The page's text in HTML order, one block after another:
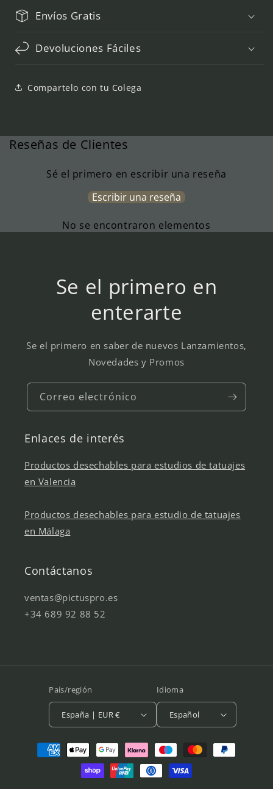
Envíos Gratis
Devoluciones Fáciles
Compartelo con tu Colega
Reseñas de Clientes
Sé el primero en escribir una reseña
Escribir una reseña
No se encontraron elementos
Se el primero en
enterarte
Se el primero en saber de nuevos Lanzamientos,
Novedades y Promos
Correo electrónico
Enlaces de interés
Productos desechables para estudios de tatuajes
en Valencia
Productos desechables para estudio de tatuajes
en Málaga
Contáctanos
ventas@pictuspro.es
+34 689 92 88 52
País/región
España | EUR €
Idioma
Español
Formas